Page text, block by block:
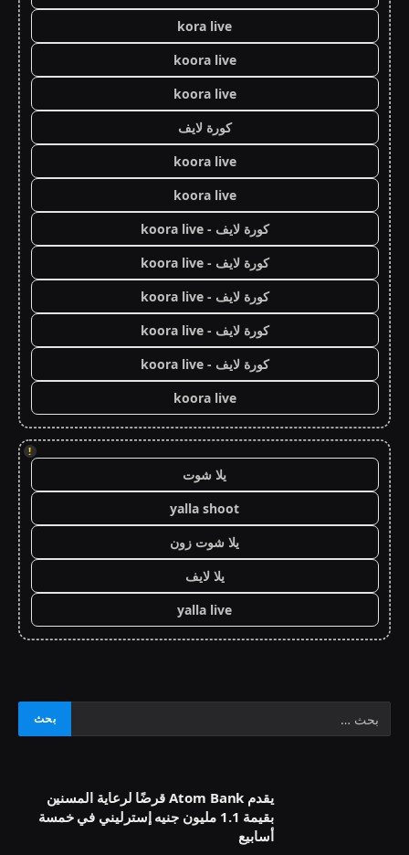
kora live
koora live
koora live
كورة لايف
koora live
koora live
كورة لايف - koora live
كورة لايف - koora live
كورة لايف - koora live
كورة لايف - koora live
كورة لايف - koora live
koora live
!
يلا شوت
yalla shoot
يلا شوت زون
يلا لايف
yalla live
يقدم Atom Bank قرضًا لرعاية المسنين
بقيمة 1.1 مليون جنيه إسترليني في خمسة
أسابيع